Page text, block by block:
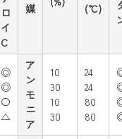
媒
(℃)
ロ
イ
C
◎
◎
〇
△
ア
ン
モ
ニ
ア
10
30
10
30
24
24
80
80